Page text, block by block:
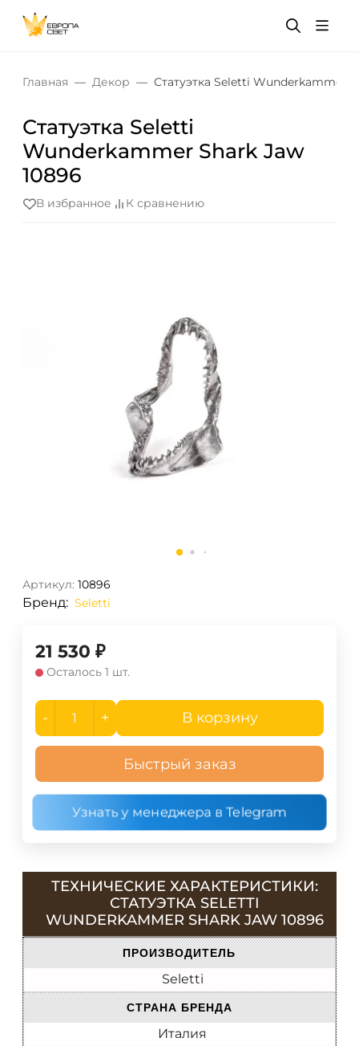
Главная Декор Статуэтка Seletti Wunderkammer
Статуэтка Seletti
Wunderkammer Shark Jaw
10896
В избранное К сравнению
Артикул: 10896
Бренд: Seletti
21 530 ₽
Осталось 1 шт.
- + В корзину
Быстрый заказ
Узнать у менеджера в Telegram
ТЕХНИЧЕСКИЕ ХАРАКТЕРИСТИКИ:
СТАТУЭТКА SELETTI
WUNDERKAMMER SHARK JAW 10896
ПРОИЗВОДИТЕЛЬ
Seletti
СТРАНА БРЕНДА
Италия